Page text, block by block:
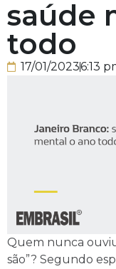
saúde
todo
17/01/20236:13
Quem nunca
são”? Segundo